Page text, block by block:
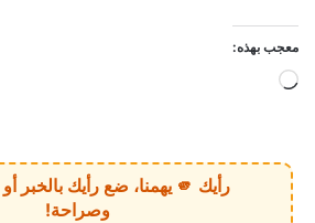
معجب بهذه:
ي
رأيك 🫵 يهمنا، ضع رأيك
وصراحة!